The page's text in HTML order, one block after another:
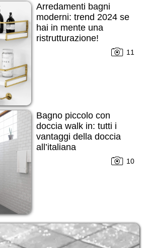
Arredamenti bagni
moderni: trend 2024 se
hai in mente una
ristrutturazione!
11
Bagno piccolo con
doccia walk in: tutti i
vantaggi della doccia
all’italiana
10